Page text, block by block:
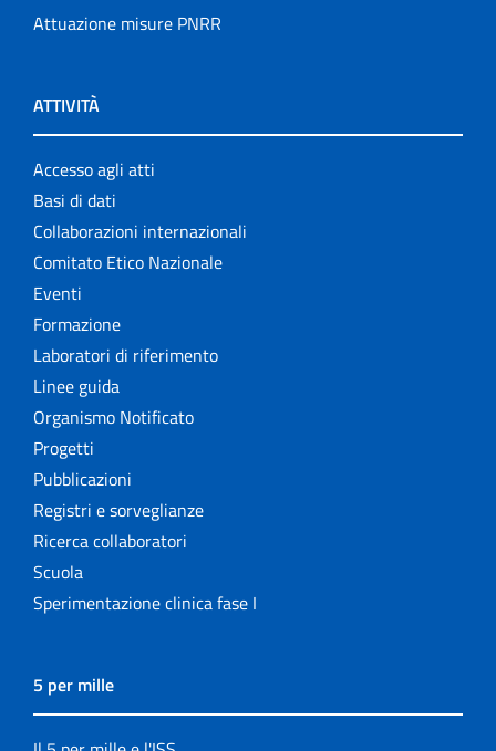
Attuazione misure PNRR
ATTIVITÀ
Accesso agli atti
Basi di dati
Collaborazioni internazionali
Comitato Etico Nazionale
Eventi
Formazione
Laboratori di riferimento
Linee guida
Organismo Notificato
Progetti
Pubblicazioni
Registri e sorveglianze
Ricerca collaboratori
Scuola
Sperimentazione clinica fase I
5 per mille